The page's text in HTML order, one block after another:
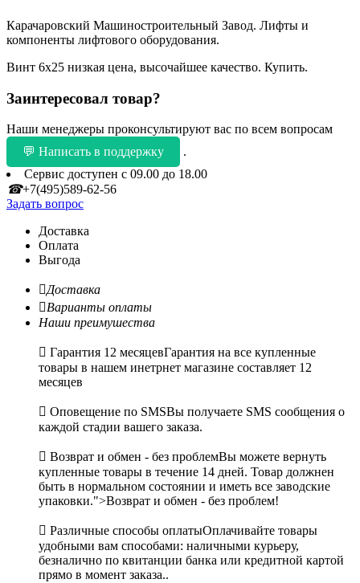
Карачаровский Машиностроительный Завод. Лифты и
компоненты лифтового оборудования.
Винт 6х25 низкая цена, высочайшее качество. Купить.
Заинтересовал товар?
Наши менеджеры проконсультируют вас по всем вопросам
💬 Написать в поддержку
.
Сервис доступен с 09.00 до 18.00
☎+7(495)589-62-56
Задать вопрос
Доставка
Оплата
Выгода
Доставка
Варианты оплаты
Наши преимушества
 Гарантия 12 месяцевГарантия на все купленные
товары в нашем инетрнет магазине составляет 12
месяцев
 Оповещение по SMSВы получаете SMS сообщения о
каждой стадии вашего заказа.
 Возврат и обмен - без проблемВы можете вернуть
купленные товары в течение 14 дней. Товар должнен
быть в нормальном состоянии и иметь все заводские
упаковки.">Возврат и обмен - без проблем!
 Различные способы оплатыОплачивайте товары
удобными вам способами: наличными курьеру,
безналично по квитанции банка или кредитной картой
прямо в момент заказа..